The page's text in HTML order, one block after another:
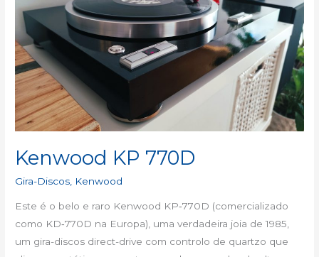
Kenwood KP 770D
Gira-Discos Kenwood
Este é o belo e raro Kenwood KP‑770D (comercializado
como KD‑770D na Europa), uma verdadeira joia de 1985,
um gira-discos direct-drive com controlo de quartzo que